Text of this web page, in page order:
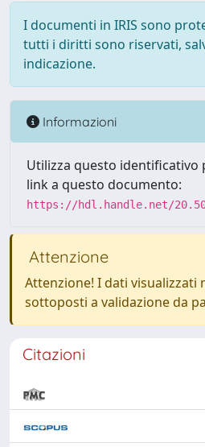
I documenti in IRIS sono
tutti i diritti sono riservati,
indicazione.
Informazioni
Utilizza questo identificativo
link a questo documento:
https://hdl.handle.net/
Attenzione
Attenzione! I dati visualizzati
sottoposti a validazione da
Citazioni